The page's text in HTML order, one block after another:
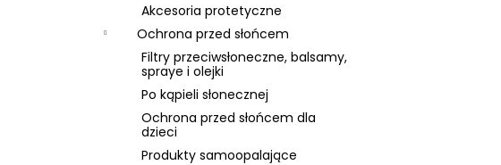
Akcesoria protetyczne
Ochrona przed słońcem
Filtry przeciwsłoneczne, balsamy,
spraye i olejki
Po kąpieli słonecznej
Ochrona przed słońcem dla
dzieci
Produkty samoopalające